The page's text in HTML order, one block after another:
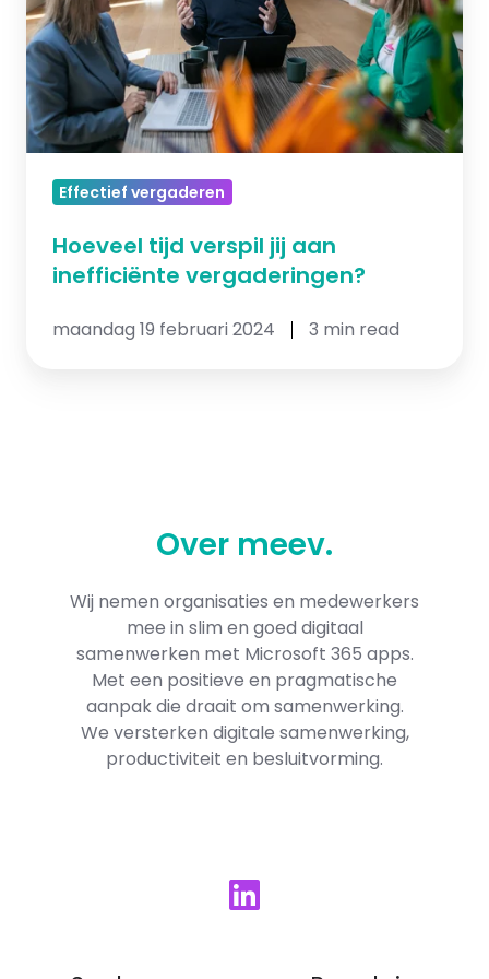
inefficiënte
vergaderingen?
Effectief vergaderen
Hoeveel tijd verspil jij aan
inefficiënte vergaderingen?
maandag 19 februari 2024 3 min read
Over meev.
Wij nemen organisaties en medewerkers
mee in slim en goed digitaal
samenwerken met Microsoft 365​ apps.
Met een positieve en pragmatische
aanpak die draait om samenwerking.
We versterken digitale samenwerking,
productiviteit en besluitvorming.